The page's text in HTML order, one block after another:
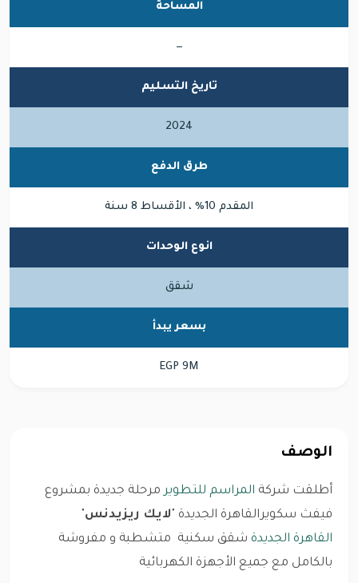
المساحة
—
تاريخ التسليم
2024
طرق الدفع
المقدم 10% ، الأقساط 8 سنة
انوع الوحدات
شقق
بسعر يبدأ
EGP 9M
الوصف
أطلقت شركة المراسم للتطويرمرحلة جديدة بمشروع
فيفث سكويرالقاهرة الجديدة "لايك ريزيدنس"
القاهرة الجديدة شقق سكنية متشطبة و مفروشة
بالكامل مع جميع الأجهزة الكهربائية